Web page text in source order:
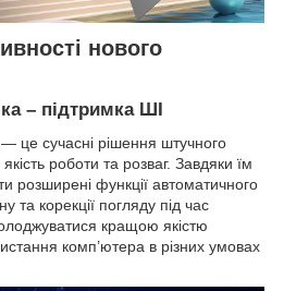
нового
– підтримка ШІ
це сучасні рішення штучного
роботи та розваг. Завдяки їм
розширені функції автоматичного
та корекції погляду під час
кращою якістю
комп’ютера в різних умовах